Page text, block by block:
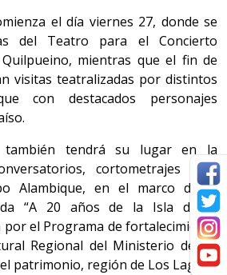
el día viernes 27, donde se
del Teatro para el Concierto
mientras que el fin de
visitas teatralizadas por distintos
con destacados personajes
también tendrá su lugar en la
cortometrajes y el
Alambique, en el marco de la
“A 20 años de la Isla de la
por el Programa de fortalecimiento
Regional del Ministerio de las
patrimonio, región de Los Lagos.